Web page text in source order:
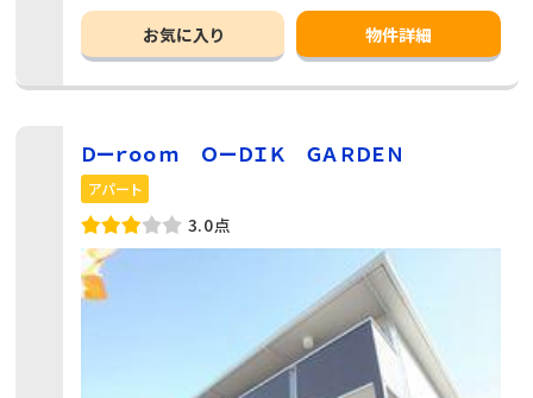
お気に入り 物件詳細
Ｄーｒｏｏｍ ＯーＤＩＫ ＧＡＲＤＥＮ
アパート
3.0点